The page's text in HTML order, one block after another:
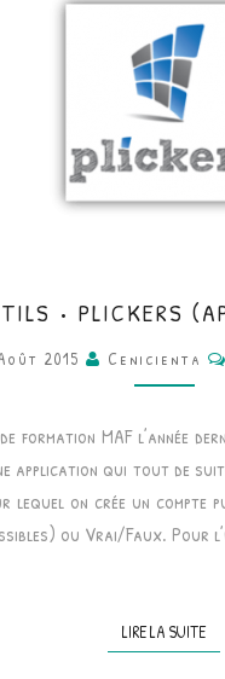
•
• PLICKERS
2015 Cenicienta
formation MAF l’année
application qui tout de
on crée un compte
ou Vrai/Faux.
LIRE LA SUITE